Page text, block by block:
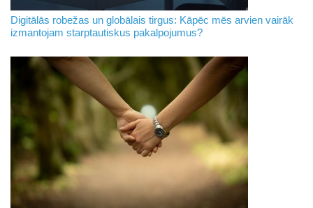
Digitālās robežas un globālais tirgus: Kāpēc mēs arvien vairāk
izmantojam starptautiskus pakalpojumus?